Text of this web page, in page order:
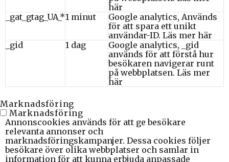
här
_gat_gtag_UA_*1 minut
Google analytics, Används
för att spara ett unikt
användar-ID. Läs mer här
_gid
1 dag
Google analytics, _gid
används för att förstå hur
besökaren navigerar runt
på webbplatsen. Läs mer
här
Marknadsföring
Marknadsföring
Annonscookies används för att ge besökare
relevanta annonser och
marknadsföringskampanjer. Dessa cookies följer
besökare över olika webbplatser och samlar in
information för att kunna erbjuda anpassade